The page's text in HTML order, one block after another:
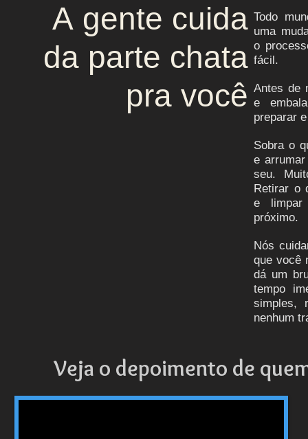
Veja o depoimento de
A gente cuida
da parte chata
pra você
Todo
uma
o
fácil.
Antes de
e
preparar
Sobra o
e
seu.
Retirar o
e
próximo.
Nós
que você
dá um
tempo
simples,
nenhum